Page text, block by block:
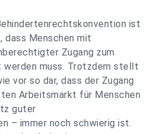
ist
Menschen mit
Zugang zum
muss. Trotzdem stellt
vor so dar, dass der Zugang
Arbeitsmarkt für Menschen
guter
– immer noch schwierig ist.